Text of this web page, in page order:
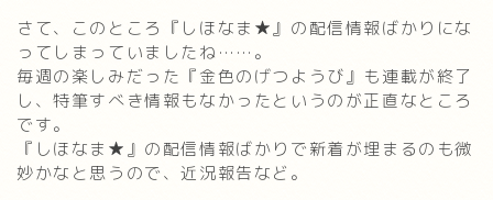
さて、このところ『しほなま★』の配信情報ばかりにな
ってしまっていましたね……。
毎週の楽しみだった『金色のげつようび』も連載が終了
し、特筆すべき情報もなかったというのが正直なところ
です。
『しほなま★』の配信情報ばかりで新着が埋まるのも微
妙かなと思うので、近況報告など。